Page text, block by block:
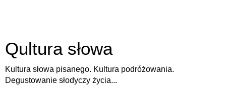
Qultura słowa
Kultura słowa pisanego. Kultura podróżowania.
Degustowanie słodyczy życia...